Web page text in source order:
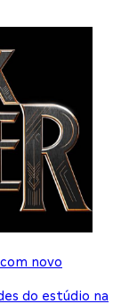
novo
do estúdio na